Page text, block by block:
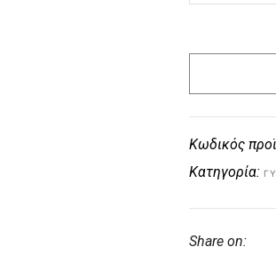
Κωδικός
Κατηγορία:
Share on: